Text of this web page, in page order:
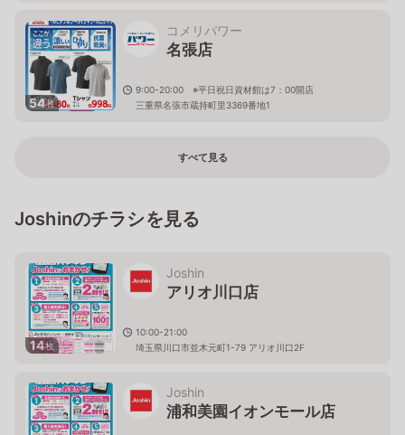
54枚
コメリパワー
名張店
9:00-20:00 ※平日祝日資材館は7：00開店
三重県名張市蔵持町里3369番地1
すべて見る
Joshinのチラシを見る
14枚
Joshin
アリオ川口店
10:00-21:00
埼玉県川口市並木元町1-79 アリオ川口2F
Joshin
浦和美園イオンモール店